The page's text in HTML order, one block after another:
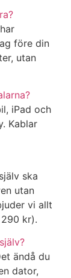
före din
utan
iPad och
Kablar
ska
utan
vi allt
kr).
ändå du
dator,